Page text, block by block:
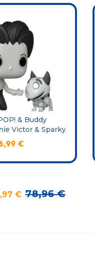
& Buddy
Victor & Sparky
,99 €
,97 € 78,96 €